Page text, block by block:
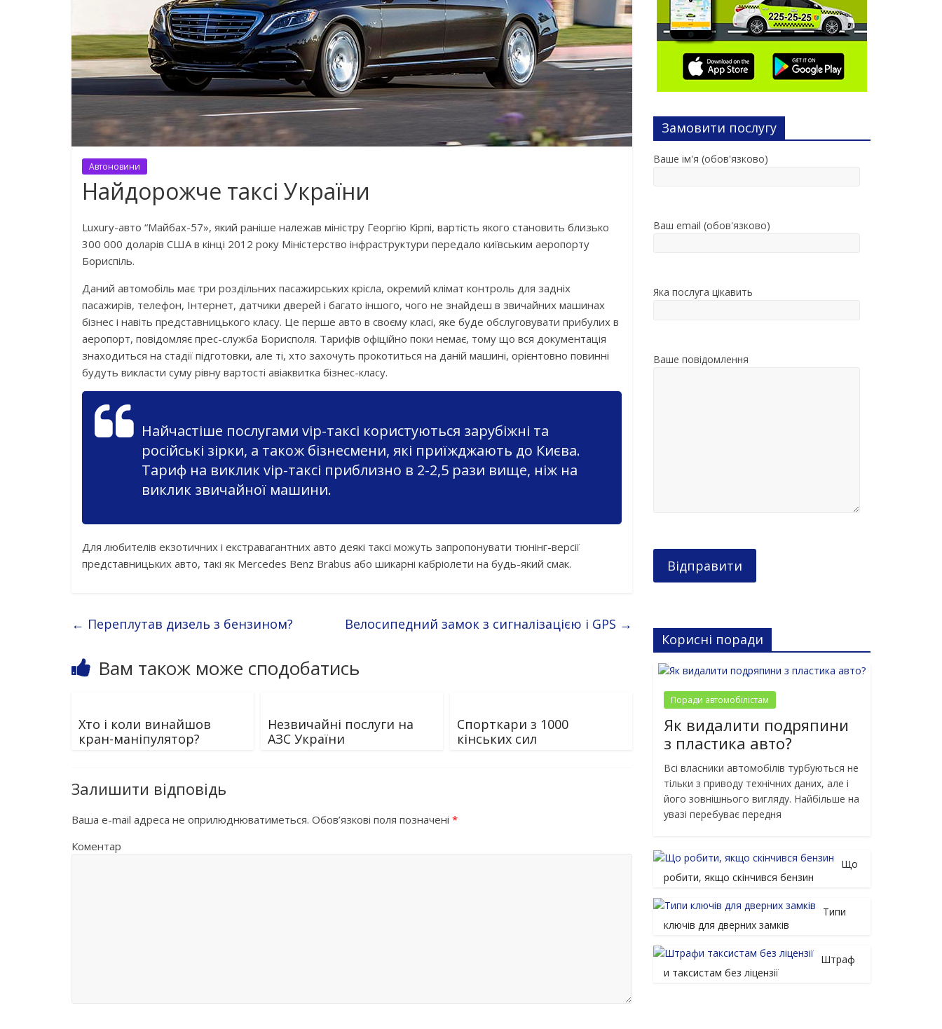
Автоновини
Найдорожче таксі України
Luxury-авто “Майбах-57», який раніше належав міністру Георгію Кірпі, вартість якого становить близько
300 000 доларів США в кінці 2012 року Міністерство інфраструктури передало київським аеропорту
Бориспіль.
Даний автомобіль має три роздільних пасажирських крісла, окремий клімат контроль для задніх
пасажирів, телефон, Інтернет, датчики дверей і багато іншого, чого не знайдеш в звичайних машинах
бізнес і навіть представницького класу. Це перше авто в своєму класі, яке буде обслуговувати прибулих в
аеропорт, повідомляє прес-служба Борисполя. Тарифів офіційно поки немає, тому що вся документація
знаходиться на стадії підготовки, але ті, хто захочуть прокотиться на даній машині, орієнтовно повинні
будуть викласти суму рівну вартості авіаквитка бізнес-класу.
Найчастіше послугами vip-таксі користуються зарубіжні та
російські зірки, а також бізнесмени, які приїжджають до Києва.
Тариф на виклик vip-таксі приблизно в 2-2,5 рази вище, ніж на
виклик звичайної машини.
Для любителів екзотичних і екстравагантних авто деякі таксі можуть запропонувати тюнінг-версії
представницьких авто, такі як Mercedes Benz Brabus або шикарні кабріолети на будь-який смак.
← Переплутав дизель з бензином? Велосипедний замок з сигналізацією і GPS →
Вам також може сподобатись
Хто і коли винайшов
кран-маніпулятор?
Незвичайні послуги на
АЗС України
Спорткари з 1000
кінських сил
Залишити відповідь
Ваша e-mail адреса не оприлюднюватиметься. Обов’язкові поля позначені *
Коментар
Замовити послугу
Ваше ім'я (обов'язково)
Ваш email (обов'язково)
Яка послуга цікавить
Ваше повідомлення
Корисні поради
Поради автомобілістам
Як видалити подряпини
з пластика авто?
Всі власники автомобілів турбуються не
тільки з приводу технічних даних, але і
його зовнішнього вигляду. Найбільше на
увазі перебуває передня
Що
робити, якщо скінчився бензин
Типи
ключів для дверних замків
Штраф
и таксистам без ліцензії